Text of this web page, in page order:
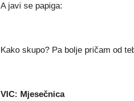
A javi se papiga:
Kako skupo? Pa bolje pričam od
VIC: Mjesečnica